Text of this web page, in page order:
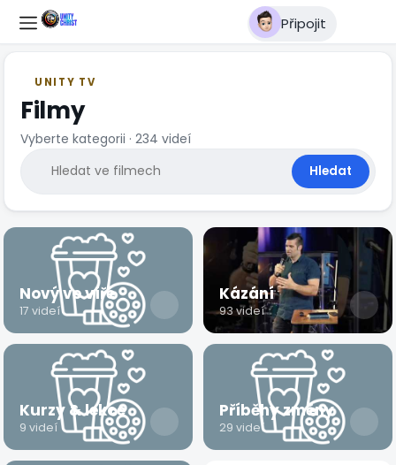
Připojit
UNITY TV
Filmy
Vyberte kategorii · 234 videí
Hledat
Nový ve víře
17 videí
Kázání
93 videí
Kurzy & lekce
9 videí
Příběhy změny
29 videí